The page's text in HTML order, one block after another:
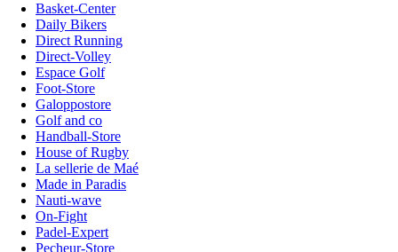
Basket-Center
Daily Bikers
Direct Running
Direct-Volley
Espace Golf
Foot-Store
Galoppostore
Golf and co
Handball-Store
House of Rugby
La sellerie de Maé
Made in Paradis
Nauti-wave
On-Fight
Padel-Expert
Pecheur-Store